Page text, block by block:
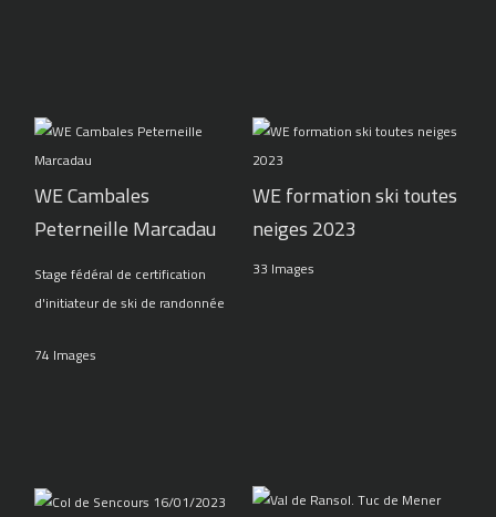
WE Cambales
Peterneille Marcadau
Stage fédéral de certification
d'initiateur de ski de randonnée
74 Images
WE formation ski toutes
neiges 2023
33 Images